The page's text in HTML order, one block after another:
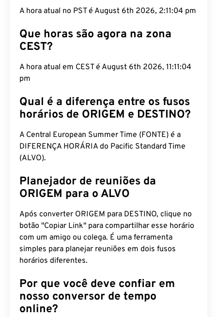
A hora atual no PST é August 6th 2026, 2:11:05 pm
Que horas são agora na zona
CEST?
A hora atual em CEST é August 6th 2026, 11:11:05
pm
Qual é a diferença entre os fusos
horários de ORIGEM e DESTINO?
A Central European Summer Time (FONTE) é a
DIFERENÇA HORÁRIA do Pacific Standard Time
(ALVO).
Planejador de reuniões da
ORIGEM para o ALVO
Após converter ORIGEM para DESTINO, clique no
botão "Copiar Link" para compartilhar esse horário
com um amigo ou colega. É uma ferramenta
simples para planejar reuniões em dois fusos
horários diferentes.
Por que você deve confiar em
nosso conversor de tempo
online?